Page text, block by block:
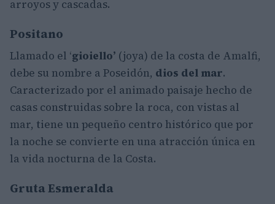
arroyos y cascadas.
Positano
Llamado el ‘gioiello’ (joya) de la costa de Amalfi,
debe su nombre a Poseidón, dios del mar.
Caracterizado por el animado paisaje hecho de
casas construidas sobre la roca, con vistas al
mar, tiene un pequeño centro histórico que por
la noche se convierte en una atracción única en
la vida nocturna de la Costa.
Gruta Esmeralda